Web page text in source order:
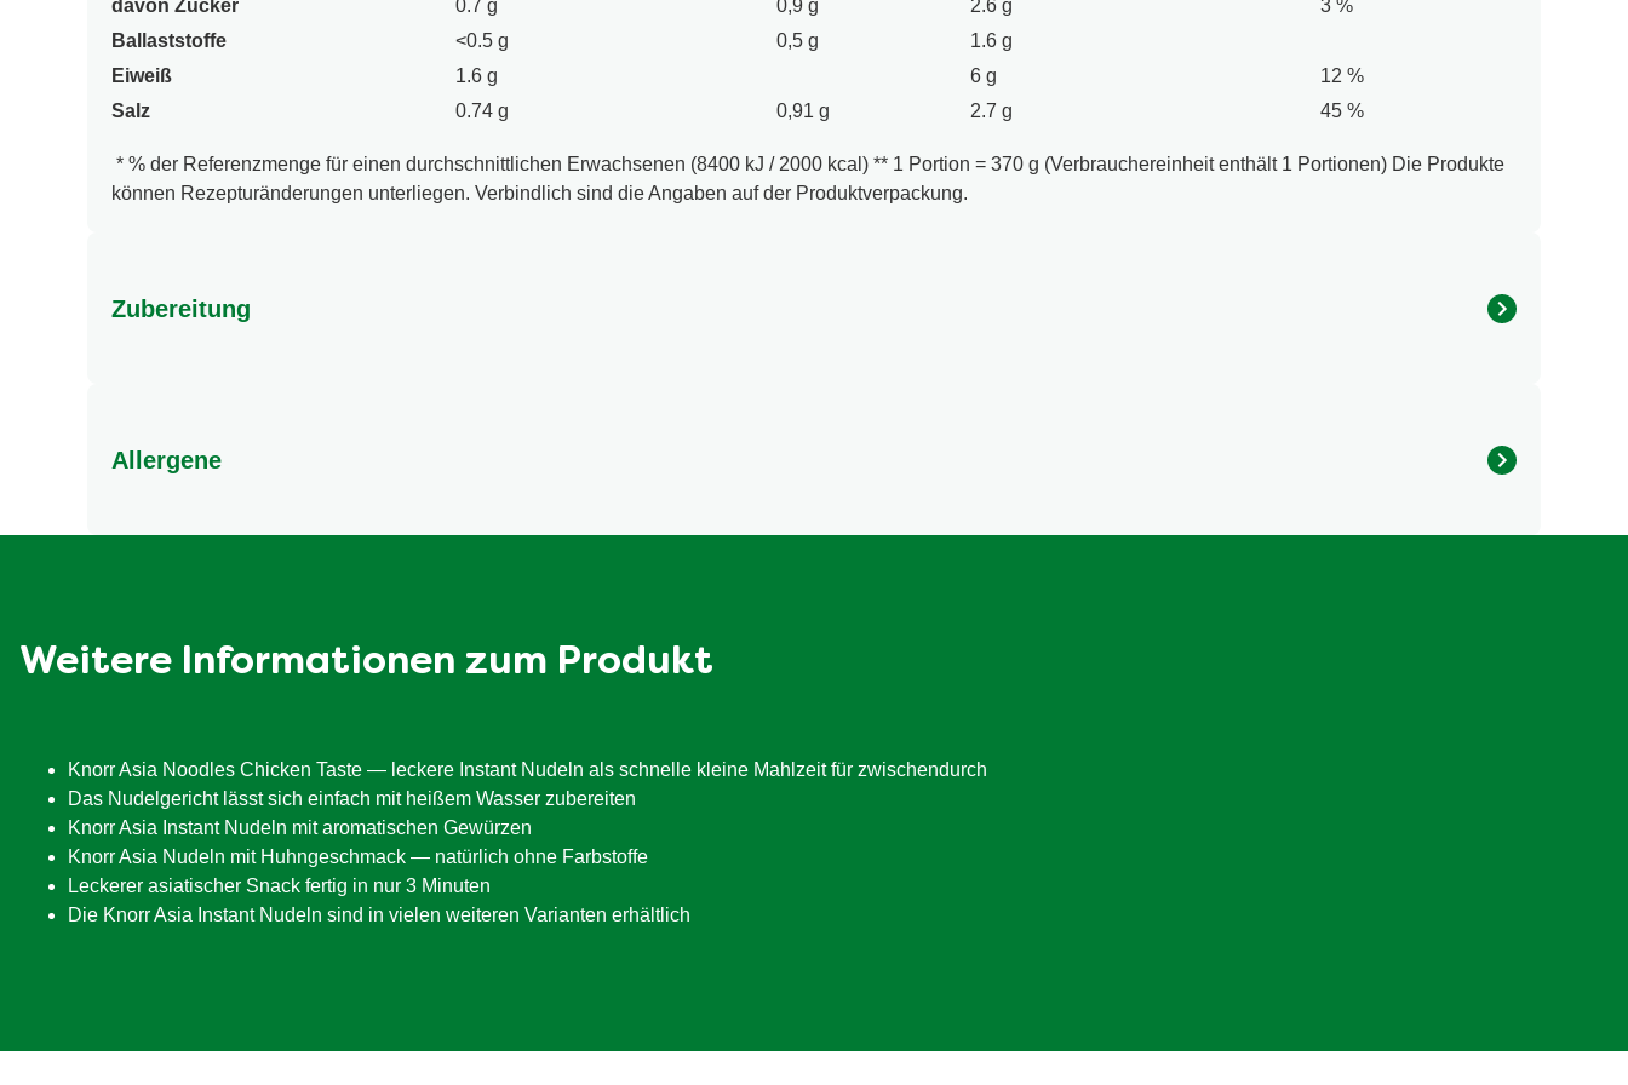
davon Zucker
0.7 g 0,9 g 2.6 g
3 %
Ballaststoffe
<0.5 g 0,5 g
1.6 g
Eiweiß
1.6 g 6 g
12 %
Salz
0.74 g 0,91 g 2.7 g 45 %
* % der Referenzmenge für einen durchschnittlichen Erwachsenen (8400 kJ / 2000 kcal) ** 1 Portion = 370 g (Verbrauchereinheit enthält 1 Portionen) Die Produkte
können Rezepturänderungen unterliegen. Verbindlich sind die Angaben auf der Produktverpackung.
Zubereitung
Allergene
Enthält Gluten und Soja. Kann Ei, Milch, Sellerie und Senf enthalten.
Weitere Informationen zum Produkt
Knorr Asia Noodles Chicken Taste — leckere Instant Nudeln als schnelle kleine Mahlzeit für zwischendurch
Das Nudelgericht lässt sich einfach mit heißem Wasser zubereiten
Knorr Asia Instant Nudeln mit aromatischen Gewürzen
Knorr Asia Nudeln mit Huhngeschmack — natürlich ohne Farbstoffe
Leckerer asiatischer Snack fertig in nur 3 Minuten
Die Knorr Asia Instant Nudeln sind in vielen weiteren Varianten erhältlich